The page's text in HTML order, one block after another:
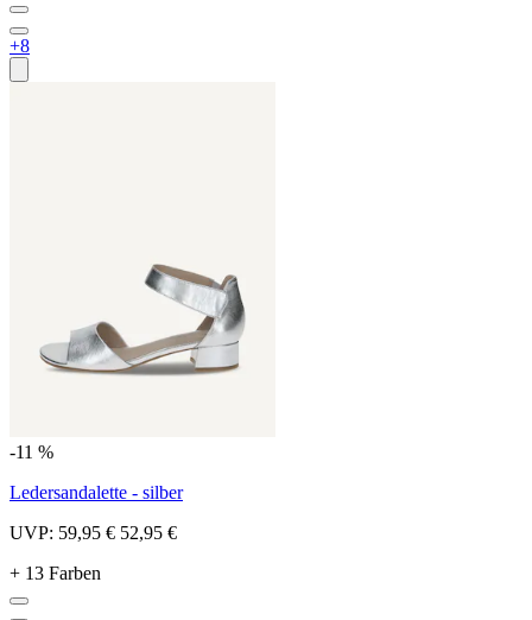
+8
-11 %
Ledersandalette - silber
UVP: 59,95 € 52,95 €
+ 13 Farben